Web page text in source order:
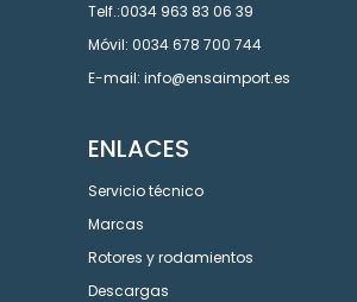
Telf.:0034 963 83 06 39
Móvil: 0034 678 700 744
E-mail: info@ensaimport.es
ENLACES
Servicio técnico
Marcas
Rotores y rodamientos
Descargas